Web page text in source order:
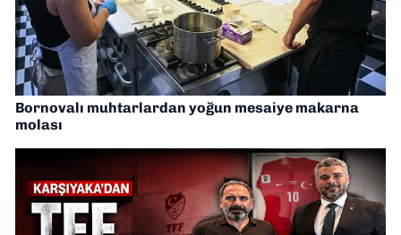
Bornovalı muhtarlardan yoğun mesaiye makarna
molası